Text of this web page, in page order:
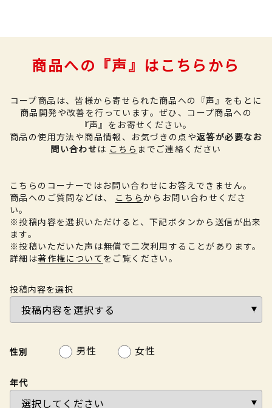
商品への『声』はこちらから
コープ商品は、皆様から寄せられた商品への『声』をもとに
商品開発や改善を行っています。 ぜひ、コープ商品への
『声』をお寄せください。
商品の使用方法や商品情報、お気づきの点や返答が必要なお
問い合わせは こちら までご連絡ください
こちらのコーナーではお問い合わせにお答えできません。
商品へのご質問などは、
こちらからお問い合わせくださ
い。
※投稿内容を選択いただけると、下記ボタンから送信が出来
ます。
※投稿いただいた声は無償で二次利用することがあります。
詳細は著作権について をご覧ください。
投稿内容を選択
性別 男性 女性
年代